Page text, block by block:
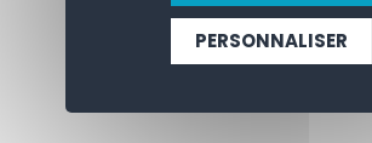
APERÇUPERSONNALISER